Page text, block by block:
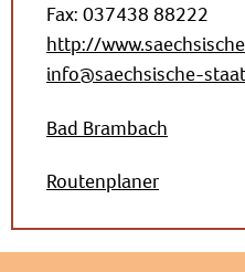
Fax: 037438 88222
http://
info@saechsische-
Bad Brambach
Routenplaner